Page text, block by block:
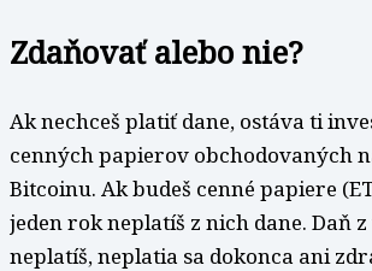
Zdaňovať alebo nie?
Ak nechceš platiť dane, ostáva ti
cenných papierov obchodovaných
Bitcoinu. Ak budeš cenné papiere
jeden rok neplatíš z nich dane. Daň
neplatíš, neplatia sa dokonca ani